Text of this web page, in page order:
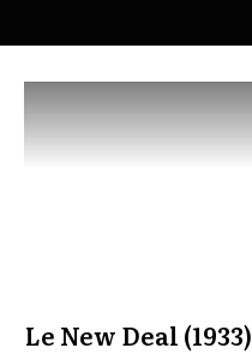
Le New Deal (1933)